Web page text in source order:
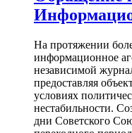
На протяжении
информационное
независимой
предоставляя
условиях
нестабильности.
дни Советского